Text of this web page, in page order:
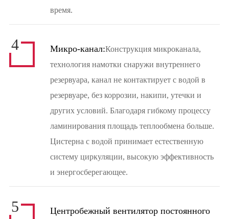
время.
4 Микро-канал:Конструкция микроканала,
технология намотки снаружи внутреннего
резервуара, канал не контактирует с водой в
резервуаре, без коррозии, накипи, утечки и
других условий. Благодаря гибкому процессу
ламинирования площадь теплообмена больше.
Цистерна с водой принимает естественную
систему циркуляции, высокую эффективность
и энергосберегающее.
5
Центробежный вентилятор постоянного